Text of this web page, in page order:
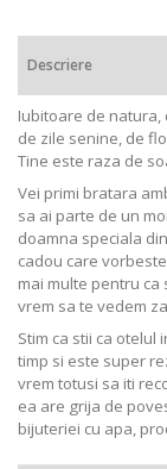
Descriere
Iubitoare de
de zile senine, de
Tine este raza de
Vei primi bratara
sa ai parte de un
doamna speciala
cadou care
mai multe pentru
vrem sa te vedem
Stim ca stii ca
timp si este super
vrem totusi sa iti
ea are grija de
bijuteriei cu apa,